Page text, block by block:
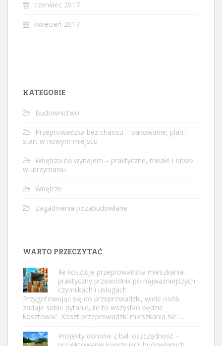
czerwiec 2017
kwiecień 2017
KATEGORIE
Budownictwo
Przeprowadzka bez chaosu – pakowanie, plan i
start w nowym miejscu
Wnętrza na wynajem – praktyczne, trwałe i łatwe
w utrzymaniu
Wnętrze
Zagadnienia pozabudowlane
WARTO PRZECZYTAĆ
Ile kosztuje przeprowadzka mieszkania:
praktyczny przewodnik po najważniejszych
czynnikach i usługach
Przygotowując się do przeprowadzki, wiele osób
zadaje sobie pytanie, ile to wszystko będzie
kosztować. Koszt przeprowadzki mieszkania nie …
Projekty domów z bali oszczędność –